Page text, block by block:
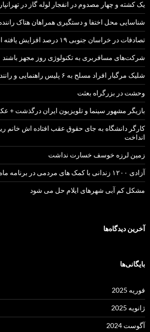
یک کشته و چهار مصدوم در انفجار لوله گاز در
شناسایی محل اختفا و دستگیری همراهان هتاک
تصادفات در خراسان جنوبی ۱۹ درصد افزایش یافته است
شرکت‌های مسافربری به تکنولوژی روز مجهز باشند
شلیک مرگبار افراد مسلح به ۶ پلیس راهنمایی و رانندگی
وحشت در بزرگراه بعثت
بازیگر مشهور سینما و تلویزیون ایران درگذشت +
کارگر دانشگاه به جای حقوق عقب افتاده اش خانم
انداخت
زمین لرزه خوسف خسارت نداشت
آزادی ۱۲۰۰ زندانی با کمک های مردمی در برنامه ماه عسل
مشکل کم آبی شهرهای ایلام حل می شود
آخرین دیدگاه‌ها
بایگانی‌ها
فوریه 2025
ژانویه 2025
آگوست 2024